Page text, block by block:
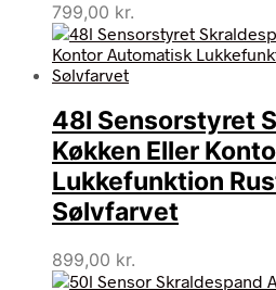
799,00 kr.
48l Sensorstyret
Køkken Eller
Lukkefunktion
Sølvfarvet
899,00 kr.